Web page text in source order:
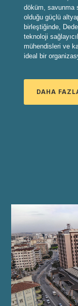
döküm, savunma
olduğu güçlü
birleştiğinde,
teknoloji
mühendisleri ve
ideal bir
DAHA